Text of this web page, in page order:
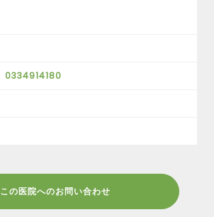
0334914180
この医院へのお問い合わせ